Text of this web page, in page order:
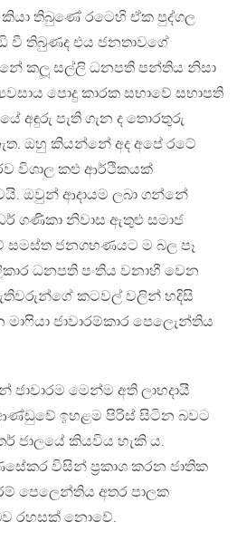
තිබුණේ රටෙහි ඒක පුද්ගල
වී තිබුණද එය ජනතාවගේ
කලූ සල්ලි ධනපති පන්තිය නිසා
පොදු කාරක සභාවේ සභාපති
අඳුරු පැති ගැන ද තොරතුරු
ඔහු කියන්නේ අද අපේ රටේ
විශාල කළු ආර්ථිකයක්
ඔවුන් ආදායම ලබා ගන්නේ
ගණිකා නිවාස ඇතුළු සමාජ
සමස්ත ජනගහණයට ම බල පෑ
ධනපති පංතිය වනාහී වෙන
කටවල් වලින් හදිසි
ජාවාරම්කාර පෙලෙැන්තිය
ජාවාරම මෙන්ම අති ලාභදායී
ආණ්ඩුවේ ඉහළම පිරිස් සිටින බවට
ජාලයේ කියවිය හැකි ය.
විසින් ප‍්‍රකාශ කරන ජාතික
පෙලෙන්තිය අතර පාලක
රහසක් නොවේ.